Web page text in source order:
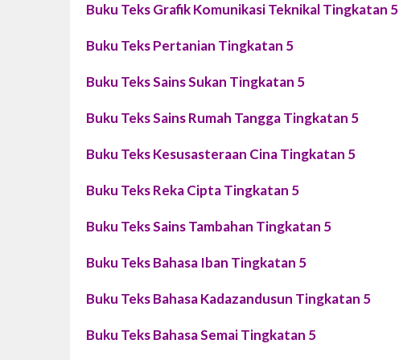
Buku Teks Grafik Komunikasi Teknikal Tingkatan 5
Buku Teks Pertanian Tingkatan 5
Buku Teks Sains Sukan Tingkatan 5
Buku Teks Sains Rumah Tangga Tingkatan 5
Buku Teks Kesusasteraan Cina Tingkatan 5
Buku Teks Reka Cipta Tingkatan 5
Buku Teks Sains Tambahan Tingkatan 5
Buku Teks Bahasa Iban Tingkatan 5
Buku Teks Bahasa Kadazandusun Tingkatan 5
Buku Teks Bahasa Semai Tingkatan 5